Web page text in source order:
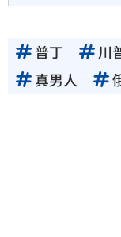
普丁 川
真男人